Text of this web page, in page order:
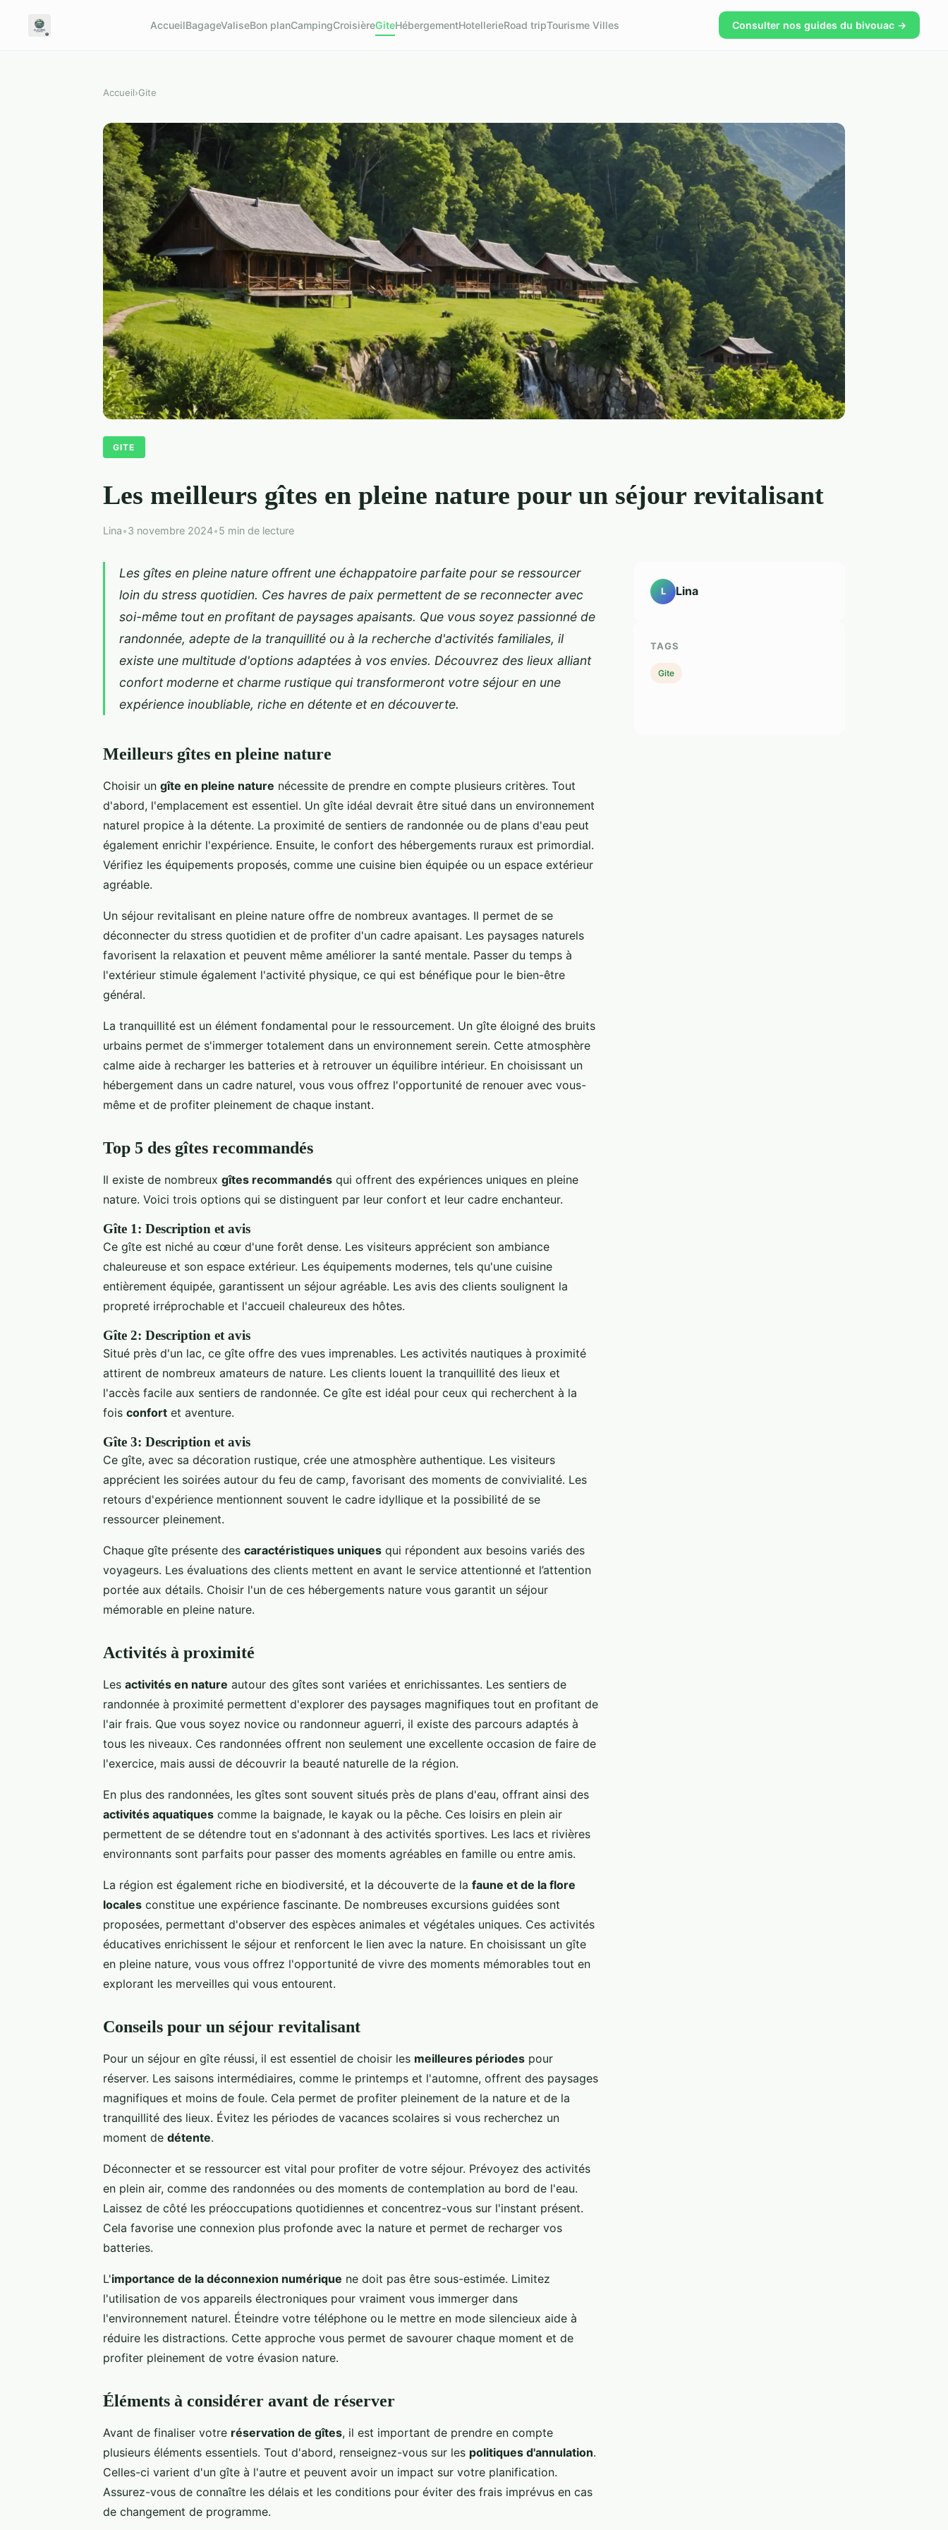
AccueilBagageValiseBon planCampingCroisièreGiteHébergementHotellerieRoad tripTourisme Villes Consulter nos guides du bivouac →
Accueil›Gite
GITE
Les meilleurs gîtes en pleine nature pour un séjour revitalisant
Lina•3 novembre 2024•5 min de lecture
Les gîtes en pleine nature offrent une échappatoire parfaite pour se ressourcer
loin du stress quotidien. Ces havres de paix permettent de se reconnecter avec
soi-même tout en profitant de paysages apaisants. Que vous soyez passionné de
randonnée, adepte de la tranquillité ou à la recherche d'activités familiales, il
existe une multitude d'options adaptées à vos envies. Découvrez des lieux alliant
confort moderne et charme rustique qui transformeront votre séjour en une
expérience inoubliable, riche en détente et en découverte.
Meilleurs gîtes en pleine nature
Choisir un gîte en pleine nature nécessite de prendre en compte plusieurs critères. Tout
d'abord, l'emplacement est essentiel. Un gîte idéal devrait être situé dans un environnement
naturel propice à la détente. La proximité de sentiers de randonnée ou de plans d'eau peut
également enrichir l'expérience. Ensuite, le confort des hébergements ruraux est primordial.
Vérifiez les équipements proposés, comme une cuisine bien équipée ou un espace extérieur
agréable.
Un séjour revitalisant en pleine nature offre de nombreux avantages. Il permet de se
déconnecter du stress quotidien et de profiter d'un cadre apaisant. Les paysages naturels
favorisent la relaxation et peuvent même améliorer la santé mentale. Passer du temps à
l'extérieur stimule également l'activité physique, ce qui est bénéfique pour le bien-être
général.
La tranquillité est un élément fondamental pour le ressourcement. Un gîte éloigné des bruits
urbains permet de s'immerger totalement dans un environnement serein. Cette atmosphère
calme aide à recharger les batteries et à retrouver un équilibre intérieur. En choisissant un
hébergement dans un cadre naturel, vous vous offrez l'opportunité de renouer avec vous-
même et de profiter pleinement de chaque instant.
Top 5 des gîtes recommandés
Il existe de nombreux gîtes recommandés qui offrent des expériences uniques en pleine
nature. Voici trois options qui se distinguent par leur confort et leur cadre enchanteur.
Gîte 1: Description et avis
Ce gîte est niché au cœur d'une forêt dense. Les visiteurs apprécient son ambiance
chaleureuse et son espace extérieur. Les équipements modernes, tels qu'une cuisine
entièrement équipée, garantissent un séjour agréable. Les avis des clients soulignent la
propreté irréprochable et l'accueil chaleureux des hôtes.
Gîte 2: Description et avis
Situé près d'un lac, ce gîte offre des vues imprenables. Les activités nautiques à proximité
attirent de nombreux amateurs de nature. Les clients louent la tranquillité des lieux et
l'accès facile aux sentiers de randonnée. Ce gîte est idéal pour ceux qui recherchent à la
fois confort et aventure.
Gîte 3: Description et avis
Ce gîte, avec sa décoration rustique, crée une atmosphère authentique. Les visiteurs
apprécient les soirées autour du feu de camp, favorisant des moments de convivialité. Les
retours d'expérience mentionnent souvent le cadre idyllique et la possibilité de se
ressourcer pleinement.
Chaque gîte présente des caractéristiques uniques qui répondent aux besoins variés des
voyageurs. Les évaluations des clients mettent en avant le service attentionné et l’attention
portée aux détails. Choisir l'un de ces hébergements nature vous garantit un séjour
mémorable en pleine nature.
Activités à proximité
Les activités en nature autour des gîtes sont variées et enrichissantes. Les sentiers de
randonnée à proximité permettent d'explorer des paysages magnifiques tout en profitant de
l'air frais. Que vous soyez novice ou randonneur aguerri, il existe des parcours adaptés à
tous les niveaux. Ces randonnées offrent non seulement une excellente occasion de faire de
l'exercice, mais aussi de découvrir la beauté naturelle de la région.
En plus des randonnées, les gîtes sont souvent situés près de plans d'eau, offrant ainsi des
activités aquatiques comme la baignade, le kayak ou la pêche. Ces loisirs en plein air
permettent de se détendre tout en s'adonnant à des activités sportives. Les lacs et rivières
environnants sont parfaits pour passer des moments agréables en famille ou entre amis.
La région est également riche en biodiversité, et la découverte de la faune et de la flore
locales constitue une expérience fascinante. De nombreuses excursions guidées sont
proposées, permettant d'observer des espèces animales et végétales uniques. Ces activités
éducatives enrichissent le séjour et renforcent le lien avec la nature. En choisissant un gîte
en pleine nature, vous vous offrez l'opportunité de vivre des moments mémorables tout en
explorant les merveilles qui vous entourent.
Conseils pour un séjour revitalisant
Pour un séjour en gîte réussi, il est essentiel de choisir les meilleures périodes pour
réserver. Les saisons intermédiaires, comme le printemps et l'automne, offrent des paysages
magnifiques et moins de foule. Cela permet de profiter pleinement de la nature et de la
tranquillité des lieux. Évitez les périodes de vacances scolaires si vous recherchez un
moment de détente.
Déconnecter et se ressourcer est vital pour profiter de votre séjour. Prévoyez des activités
en plein air, comme des randonnées ou des moments de contemplation au bord de l'eau.
Laissez de côté les préoccupations quotidiennes et concentrez-vous sur l'instant présent.
Cela favorise une connexion plus profonde avec la nature et permet de recharger vos
batteries.
L'importance de la déconnexion numérique ne doit pas être sous-estimée. Limitez
l'utilisation de vos appareils électroniques pour vraiment vous immerger dans
l'environnement naturel. Éteindre votre téléphone ou le mettre en mode silencieux aide à
réduire les distractions. Cette approche vous permet de savourer chaque moment et de
profiter pleinement de votre évasion nature.
Éléments à considérer avant de réserver
Avant de finaliser votre réservation de gîtes, il est important de prendre en compte
plusieurs éléments essentiels. Tout d'abord, renseignez-vous sur les politiques d'annulation.
Celles-ci varient d'un gîte à l'autre et peuvent avoir un impact sur votre planification.
Assurez-vous de connaître les délais et les conditions pour éviter des frais imprévus en cas
de changement de programme.
L Lina
TAGS
Gite